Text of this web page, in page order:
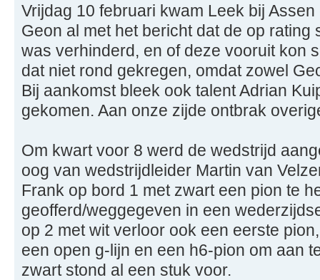
Vrijdag 10 februari kwam Leek bij
Geon al met het bericht dat de op
was verhinderd, en of deze vooruit kon
dat niet rond gekregen, omdat zowel
Bij aankomst bleek ook talent Adrian
gekomen. Aan onze zijde ontbrak
Om kwart voor 8 werd de wedstrijd
oog van wedstrijdleider Martin van
Frank op bord 1 met zwart een pion te
geofferd/weggegeven in een
op 2 met wit verloor ook een eerste
een open g-lijn en een h6-pion om aan
zwart stond al een stuk voor.